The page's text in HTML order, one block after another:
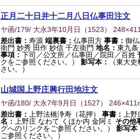
正月二十日并十二月八日仏事田注文
ヤ函/179/ 大永3年10月日 （1523）
差出書： 寿源 端裏書： 仏事田方 事書： 御
衛門 妙秀 田作 妙信 千左衛門 地名： 東九
事項： 下司／公文所／仏事田／院田／百姓
クをご参照ください。）
影写本：
（東大
さい。）
山城国上野庄興行田地注文
ヤ函/180/ 大永7年9月日 （1527）
差出書：
上野法橋浄寿（花押） 事書： 上
名：
上野庄 なわて くほか内 金阿ミ その他
グへのリンクをご参照ください。）
影写本
ご参照ください。）